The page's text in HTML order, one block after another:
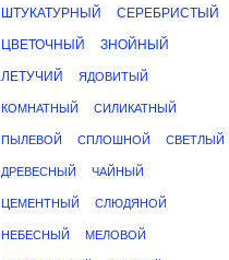
ШТУКАТУРНЫЙ СЕРЕБРИСТЫЙ
ЦВЕТОЧНЫЙ ЗНОЙНЫЙ
ЛЕТУЧИЙ ЯДОВИТЫЙ
КОМНАТНЫЙ СИЛИКАТНЫЙ
ПЫЛЕВОЙ СПЛОШНОЙ СВЕТЛЫЙ
ДРЕВЕСНЫЙ ЧАЙНЫЙ
ЦЕМЕНТНЫЙ СЛЮДЯНОЙ
НЕБЕСНЫЙ МЕЛОВОЙ